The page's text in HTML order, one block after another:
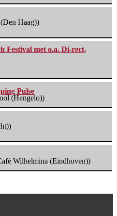
Haag))
Festival met o.a. Di-rect,
Pulse
(Hengelo))
Wilhelmina (Eindhoven))